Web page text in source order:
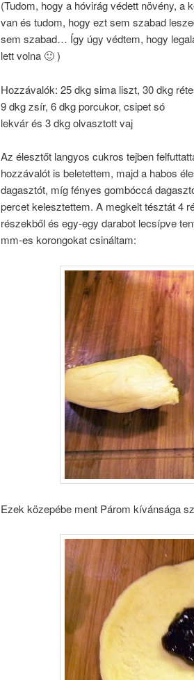
(Tudom, hogy a hóvirág védett növény, a
van és tudom, hogy ezt sem szabad
sem szabad… Így úgy védtem, hogy
lett volna 🙂 )
Hozzávalók: 25 dkg sima liszt, 30 dkg
9 dkg zsír, 6 dkg porcukor, csipet só
lekvár és 3 dkg olvasztott vaj
Az élesztőt langyos cukros tejben
hozzávalót is beletettem, majd a habos
dagasztót, míg fényes gombóccá
percet kelesztettem. A megkelt tésztát 4
részekből és egy-egy darabot lecsípve
mm-es korongokat csináltam:
Ezek közepébe ment Párom kívánsága